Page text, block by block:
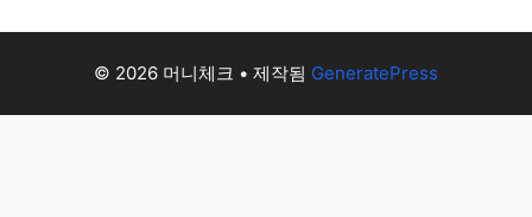
© 2026 머니체크 • 제작됨 GeneratePress